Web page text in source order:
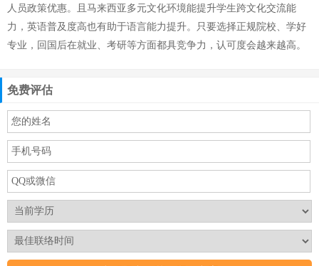
人员政策优惠。且马来西亚多元文化环境能提升学生跨文化交流能
力，英语普及度高也有助于语言能力提升。只要选择正规院校、学好
专业，回国后在就业、考研等方面都具竞争力，认可度会越来越高。
免费评估